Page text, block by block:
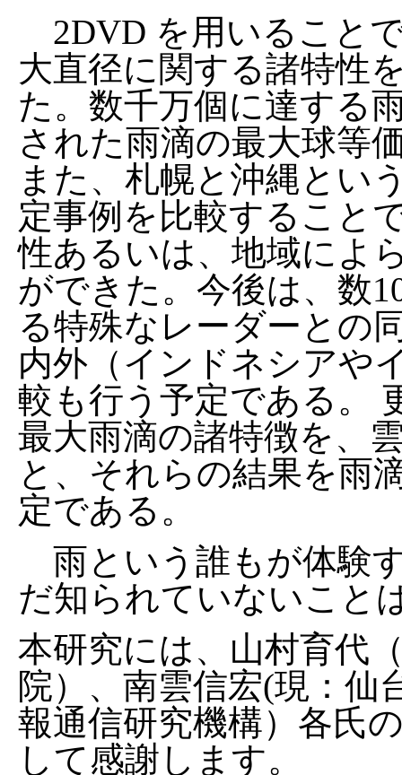
2DVD を用いること
大直径に関する諸特性
た。数千万個に達する
された雨滴の最大球等
また、札幌と沖縄とい
定事例を比較すること
性あるいは、地域によ
ができた。今後は、数
る特殊なレーダーとの
内外（インドネシアや
較も行う予定である。
最大雨滴の諸特徴を、
と、それらの結果を雨
定である。
雨という誰もが体験
だ知られていないこと
本研究には、山村育代
院）、南雲信宏(現：仙
報通信研究機構）各氏
して感謝します。